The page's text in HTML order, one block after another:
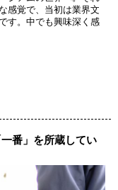
感覚で、当初は業界文
す。中でも興味深く感
番」を所蔵してい